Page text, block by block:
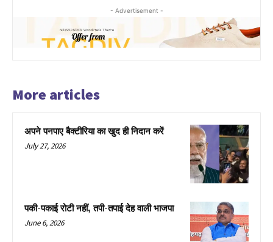
- Advertisement -
More articles
अपने पनपाए बैक्टीरिया का खुद ही निदान करें
July 27, 2026
पकी-पकाई रोटी नहीं, तपी-तपाई देह वाली भाजपा
June 6, 2026